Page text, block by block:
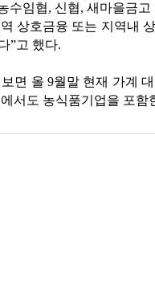
수임협, 신협, 새마을금
상호금융 또는 지역내
”고 했다.
면 올 9월말 현재 가계
서도 농식품기업을 포함